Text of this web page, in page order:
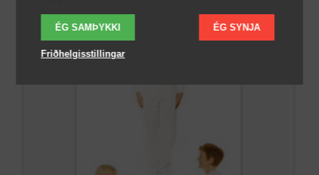
ÉG SAMÞYKKI ÉG SYNJA
Friðhelgisstillingar